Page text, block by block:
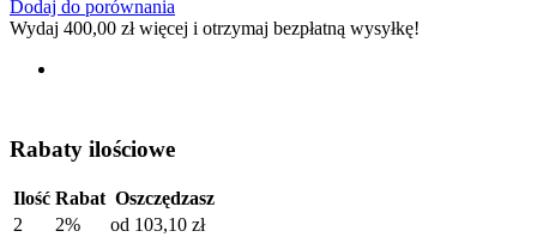
Dodaj do porównania
Wydaj 400,00 złwięcej i otrzymaj bezpłatną wysyłkę!
Rabaty ilościowe
Ilość Rabat Oszczędzasz
2
2% od 103,10 zł